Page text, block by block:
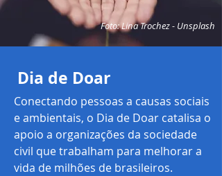
Foto: Lina Trochez - Unsplash
Dia de Doar
Conectando pessoas a causas sociais
e ambientais, o Dia de Doar catalisa o
apoio a organizações da sociedade
civil que trabalham para melhorar a
vida de milhões de brasileiros.